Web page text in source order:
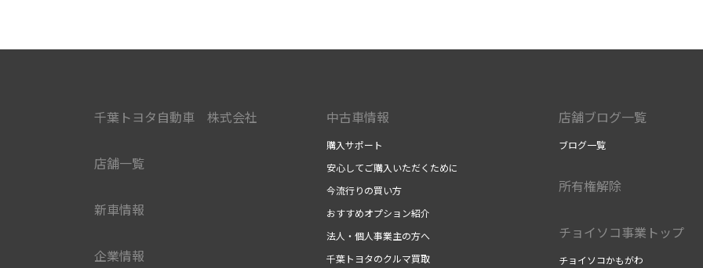
千葉トヨタ自動車 株式会社
店舗一覧
新車情報
企業情報
中古車情報
購入サポート
安心してご購入いただくために
今流行りの買い方
おすすめオプション紹介
法人・個人事業主の方へ
千葉トヨタのクルマ買取
店舗ブログ一覧
ブログ一覧
所有権解除
チョイソコ事業トップ
チョイソコかもがわ